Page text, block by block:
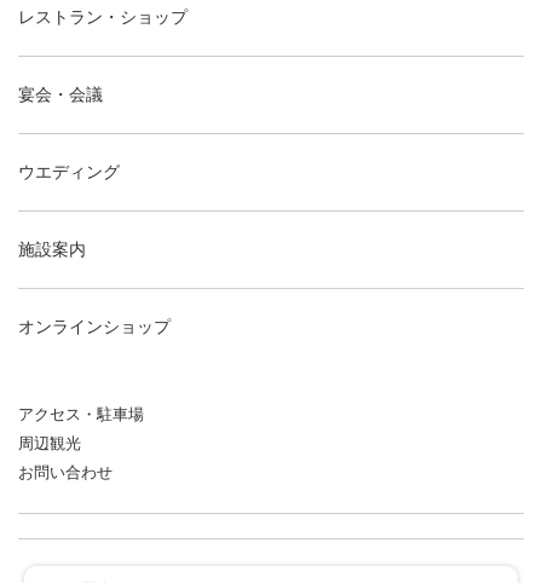
レストラン・ショップ
宴会・会議
ウエディング
施設案内
オンラインショップ
アクセス・駐車場
周辺観光
お問い合わせ